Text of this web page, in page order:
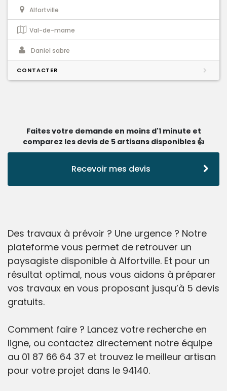
Alfortville
Val-de-marne
Daniel sabre
CONTACTER
Faites votre demande en moins d'1 minute et
comparez les devis de 5 artisans disponibles 👍
Recevoir mes devis
Des travaux à prévoir ? Une urgence ? Notre
plateforme vous permet de retrouver un
paysagiste disponible à Alfortville. Et pour un
résultat optimal, nous vous aidons à préparer
vos travaux en vous proposant jusqu’à 5 devis
gratuits.
Comment faire ? Lancez votre recherche en
ligne, ou contactez directement notre équipe
au 01 87 66 64 37 et trouvez le meilleur artisan
pour votre projet dans le 94140.